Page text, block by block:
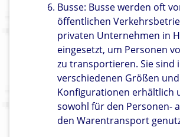
Busse: Busse werden oft
öffentlichen
privaten Unternehmen in
eingesetzt, um Personen
zu transportieren. Sie sind
verschiedenen Größen und
Konfigurationen erhältlich
sowohl für den Personen-
den Warentransport